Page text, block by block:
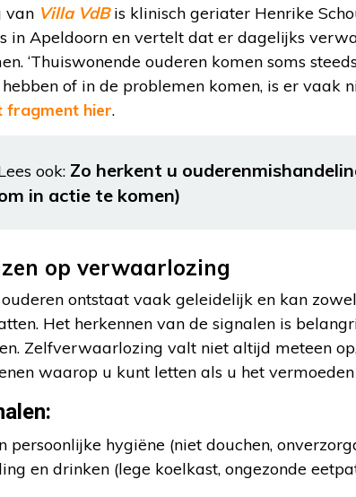
van Villa VdBis klinisch geriater Henrike
in Apeldoorn en vertelt dat er dagelijks
‘Thuiswonende ouderen komen soms
of in de problemen komen, is er vaak
fragment hier.
ook: Zo herkent u
in actie te komen)
op verwaarlozing
ontstaat vaak geleidelijk en kan
Het herkennen van de signalen is
Zelfverwaarlozing valt niet altijd meteen
waarop u kunt letten als u het
persoonlijke hygiëne (niet douchen,
en drinken (lege koelkast, ongezonde